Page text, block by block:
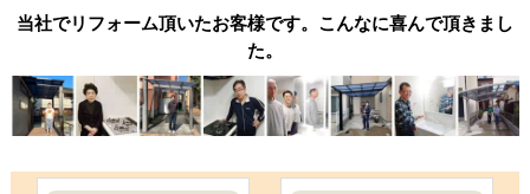
当社でリフォーム頂いたお客様です。こんなに喜んで頂きまし
た。